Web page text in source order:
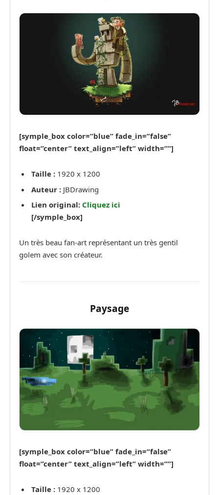
[symple_box color=”blue” fade_in=”false”
float=”center” text_align=”left” width=””]
Taille : 1920 x 1200
Auteur : JBDrawing
Lien original: Cliquez ici
[/symple_box]
Un très beau fan-art représentant un très gentil
golem avec son créateur.
Paysage
[symple_box color=”blue” fade_in=”false”
float=”center” text_align=”left” width=””]
Taille : 1920 x 1200